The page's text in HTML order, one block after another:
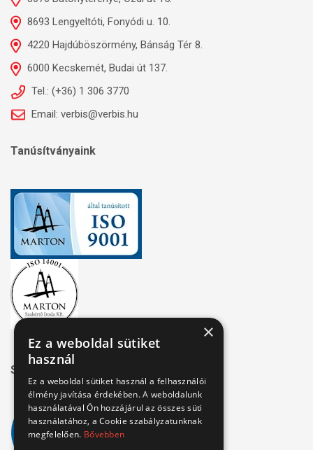
8693 Lengyeltóti, Fonyódi u. 10.
4220 Hajdúböszörmény, Bánság Tér 8.
6000 Kecskemét, Budai út 137.
Tel.: (+36) 1 306 3770
Email: verbis@verbis.hu
Tanúsítványaink
Széchenyi 2020
×
Ez a weboldal sütiket
használ
Ez a weboldal sütiket használ a felhasználói
élmény javítása érdekében. A weboldalunk
használatával Ön hozzájárul az összes süti
használatához, a Cookie szabályzatunknak
megfelelően. Bővebben